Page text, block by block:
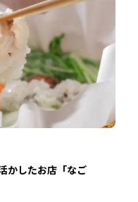
かしたお店「なご